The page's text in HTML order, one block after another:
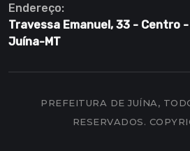
Endereço:
Travessa Emanuel, 33 - Centro
Juína-MT
PREFEITURA DE JUÍNA,
RESERVADOS.